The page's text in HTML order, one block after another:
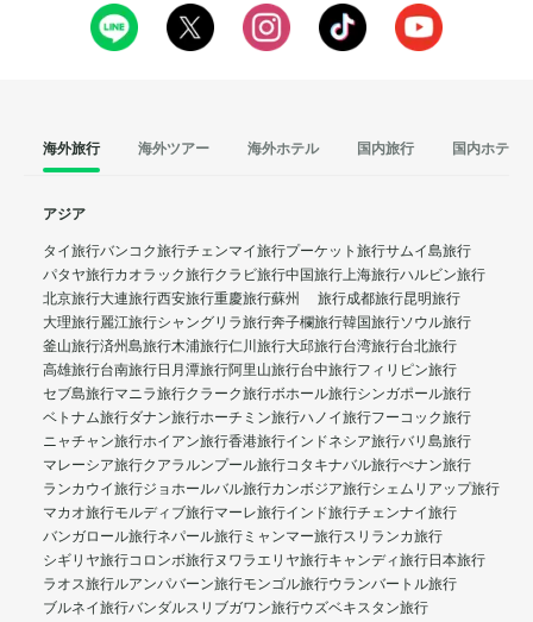
海外旅行 海外ツアー 海外ホテル 国内旅行 国内ホテル
アジア
タイ旅行バンコク旅行チェンマイ旅行プーケット旅行サムイ島旅行
パタヤ旅行カオラック旅行クラビ旅行中国旅行上海旅行ハルビン旅行
北京旅行大連旅行西安旅行重慶旅行蘇州 旅行成都旅行昆明旅行
大理旅行麗江旅行シャングリラ旅行奔子欄旅行韓国旅行ソウル旅行
釜山旅行済州島旅行木浦旅行仁川旅行大邱旅行台湾旅行台北旅行
高雄旅行台南旅行日月潭旅行阿里山旅行台中旅行フィリピン旅行
セブ島旅行マニラ旅行クラーク旅行ボホール旅行シンガポール旅行
ベトナム旅行ダナン旅行ホーチミン旅行ハノイ旅行フーコック旅行
ニャチャン旅行ホイアン旅行香港旅行インドネシア旅行バリ島旅行
マレーシア旅行クアラルンプール旅行コタキナバル旅行ぺナン旅行
ランカウイ旅行ジョホールバル旅行カンボジア旅行シェムリアップ旅行
マカオ旅行モルディブ旅行マーレ旅行インド旅行チェンナイ旅行
バンガロール旅行ネパール旅行 ミャンマー旅行スリランカ旅行
シギリヤ旅行コロンボ旅行ヌワラエリヤ旅行キャンディ旅行日本旅行
ラオス旅行ルアンパバーン旅行モンゴル旅行ウランバートル旅行
ブルネイ旅行バンダルスリブガワン旅行ウズベキスタン旅行